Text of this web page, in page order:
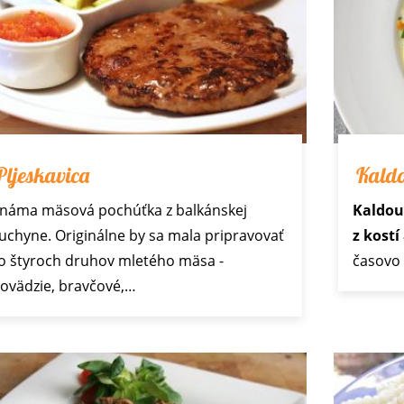
mäsová pochúťka z balkánskej
Originálne by sa mala pripravovať
štyroch druhov mletého mäsa -
bravčové,…
z